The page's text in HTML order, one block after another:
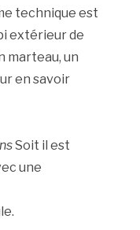
technique est
extérieur de
marteau, un
en savoir
Soit il est
une